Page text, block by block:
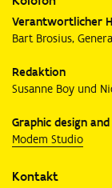
Verantwortlicher
Bart Brosius,
Redaktion
Susanne Boy und
Graphic design and
Modem Studio
Kontakt